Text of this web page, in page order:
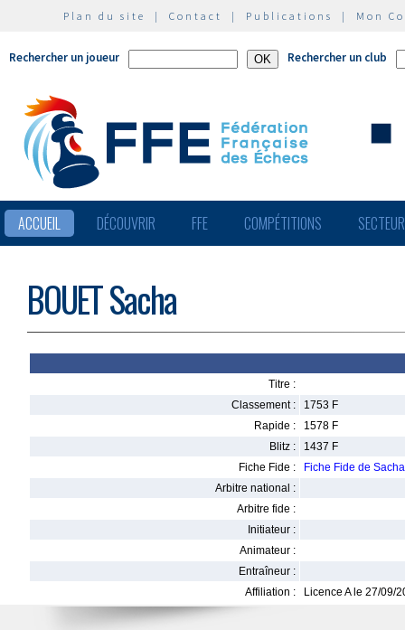
Plan du site | Contact | Publications | Mon
Rechercher un joueur Rechercher un club
ACCUEIL DÉCOUVRIR FFE COMPÉTITIONS
BOUET Sacha
Titre :
Classement :
1753 F
Rapide :
1578 F
Blitz :
1437 F
Fiche Fide :
Fiche Fide de
Arbitre national :
Arbitre fide :
Initiateur :
Animateur :
Entraîneur :
Affiliation :
Licence A le 27/09/